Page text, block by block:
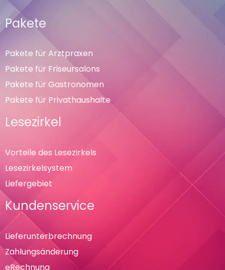
Pakete
Pakete für Arztpraxen
Pakete für Friseursalons
Pakete für Gastronomen
Pakete für Privathaushalte
Lesezirkel
Vorteile des Lesezirkels
Lesezirkelsystem
Liefergebiet
Kundenservice
Lieferunterbrechnung
Zahlungsänderung
eRechnung